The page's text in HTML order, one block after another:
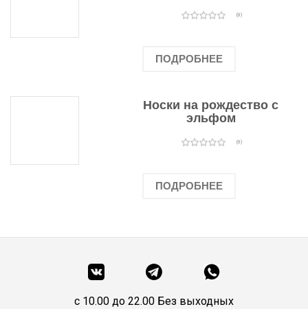
(0)
ПОДРОБНЕЕ
Носки на рождество с
эльфом
(0)
ПОДРОБНЕЕ
c 10.00 до 22.00 Без выходных